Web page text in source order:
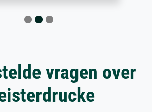
vragen over